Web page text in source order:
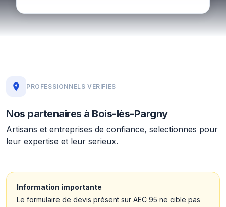
PROFESSIONNELS VERIFIES
Nos partenaires à Bois-lès-Pargny
Artisans et entreprises de confiance, selectionnes pour
leur expertise et leur serieux.
Information importante
Le formulaire de devis présent sur AEC 95 ne cible pas